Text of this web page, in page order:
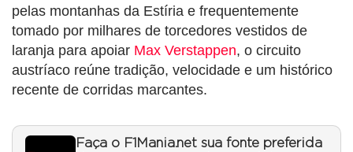
pelas montanhas da Estíria e frequentemente
tomado por milhares de torcedores vestidos de
laranja para apoiar Max Verstappen, o circuito
austríaco reúne tradição, velocidade e um histórico
recente de corridas marcantes.
Faça o F1Mania.net sua fonte preferida